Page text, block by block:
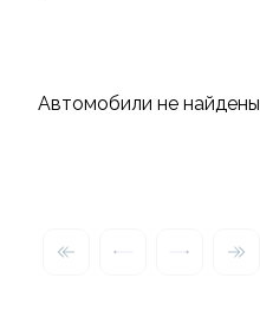
Автомобили не найдены